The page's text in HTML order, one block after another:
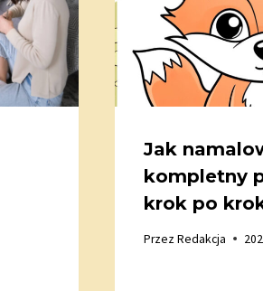
Jak
kompletny
krok po
Przez Redakcja